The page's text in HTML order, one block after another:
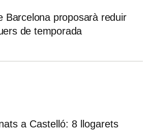
Barcelona proposarà reduir
de temporada
a Castelló: 8 llogarets